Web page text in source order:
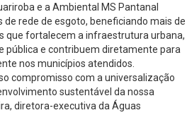
e a Ambiental MS Pantanal
rede de esgoto, beneficiando mais de
que fortalecem a infraestrutura urbana,
pública e contribuem diretamente para
nos municípios atendidos.
compromisso com a universalização
sustentável da nossa
diretora-executiva da Águas